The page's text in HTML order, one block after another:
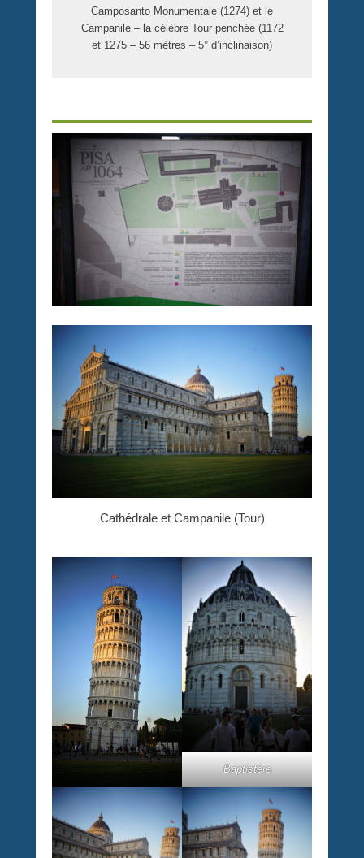
Camposanto Monumentale (1274) et le
Campanile – la célèbre Tour penchée (1172
et 1275 – 56 mètres – 5° d’inclinaison)
Cathédrale et Campanile (Tour)
Baptistère